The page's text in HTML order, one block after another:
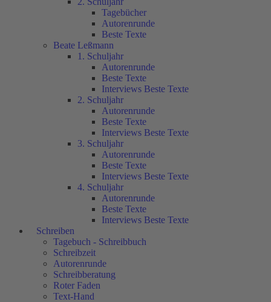
Tagebücher
Autorenrunde
Beste Texte
Beate Leßmann
1. Schuljahr
Autorenrunde
Beste Texte
Interviews Beste Texte
2. Schuljahr
Autorenrunde
Beste Texte
Interviews Beste Texte
3. Schuljahr
Autorenrunde
Beste Texte
Interviews Beste Texte
4. Schuljahr
Autorenrunde
Beste Texte
Interviews Beste Texte
Schreiben
Tagebuch - Schreibbuch
Schreibzeit
Autorenrunde
Schreibberatung
Roter Faden
Text-Hand